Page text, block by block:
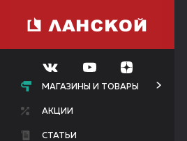
МАГАЗИНЫ И ТОВАРЫ
АКЦИИ
СТАТЬИ